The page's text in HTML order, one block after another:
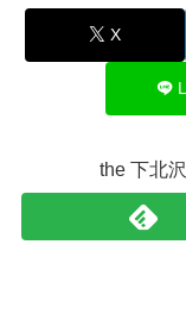
X
the 下北